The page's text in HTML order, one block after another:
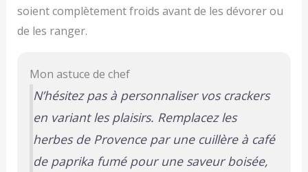
soient complètement froids avant de les dévorer ou
de les ranger.
Mon astuce de chef
N’hésitez pas à personnaliser vos crackers
en variant les plaisirs. Remplacez les
herbes de Provence par une cuillère à café
de paprika fumé pour une saveur boisée,